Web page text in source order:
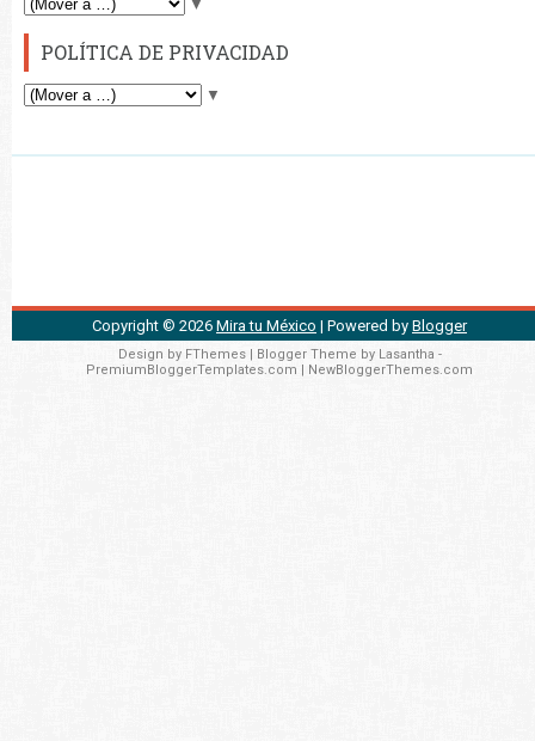
▼
POLÍTICA DE PRIVACIDAD
▼
Copyright © 2026 Mira tu México | Powered by Blogger
Design by FThemes| Blogger Theme by Lasantha -
PremiumBloggerTemplates.com
NewBloggerThemes.com